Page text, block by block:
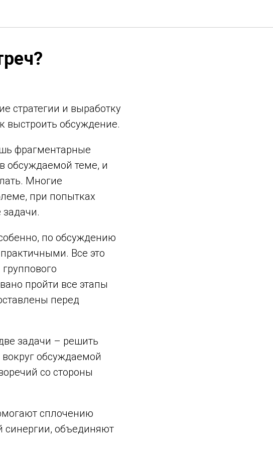
стратегии и выработку
выстроить обсуждение.
фрагментарные
обсуждаемой теме, и
Многие
при попытках
по обсуждению
Все это
пройти все этапы
перед
задачи – решить
обсуждаемой
со стороны
сплочению
синергии, объединяют